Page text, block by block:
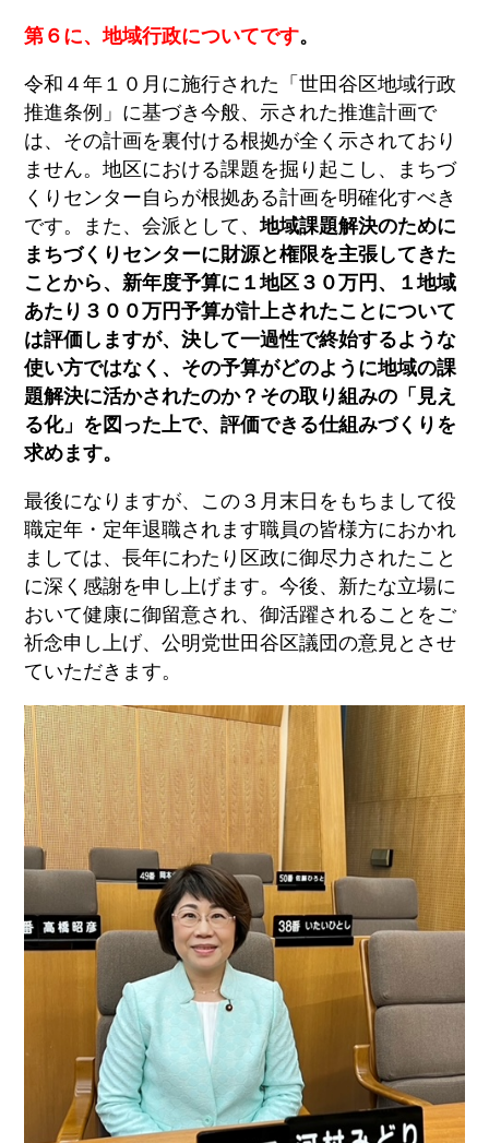
第６に、地域行政についてです。
令和４年１０月に施行された「世田谷区地域行政
推進条例」に基づき今般、示された推進計画で
は、その計画を裏付ける根拠が全く示されており
ません。地区における課題を掘り起こし、まちづ
くりセンター自らが根拠ある計画を明確化すべき
です。また、会派として、地域課題解決のために
まちづくりセンターに財源と権限を主張してきた
ことから、新年度予算に１地区３０万円、１地域
あたり３００万円予算が計上されたことについて
は評価しますが、決して一過性で終始するような
使い方ではなく、その予算がどのように地域の課
題解決に活かされたのか？その取り組みの「見え
る化」を図った上で、評価できる仕組みづくりを
求めます。
最後になりますが、この３月末日をもちまして役
職定年・定年退職されます職員の皆様方におかれ
ましては、長年にわたり区政に御尽力されたこと
に深く感謝を申し上げます。今後、新たな立場に
おいて健康に御留意され、御活躍されることをご
祈念申し上げ、公明党世田谷区議団の意見とさせ
ていただきます。